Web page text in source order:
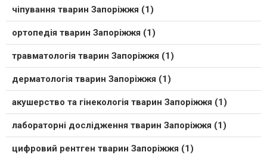
чіпування тварин Запоріжжя (1)
ортопедія тварин Запоріжжя (1)
травматологія тварин Запоріжжя (1)
дерматологія тварин Запоріжжя (1)
акушерство та гінекологія тварин Запоріжжя (1)
лабораторні дослідження тварин Запоріжжя (1)
цифровий рентген тварин Запоріжжя (1)